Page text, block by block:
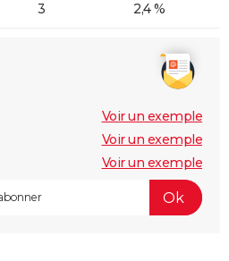
3 2,4 %
Voir un exemple
Voir un exemple
Voir un exemple